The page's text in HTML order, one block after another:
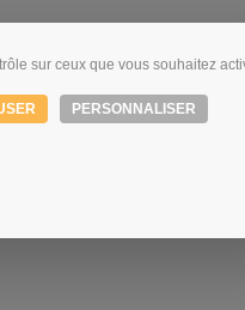
sur ceux que vous souhaitez
PERSONNALISER